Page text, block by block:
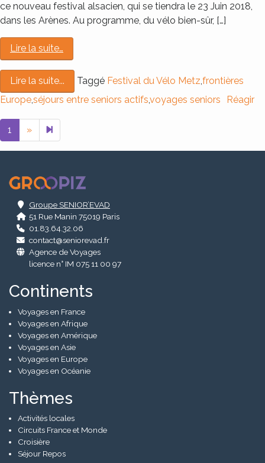
ce nouveau festival alsacien, qui se tiendra le 23 Juin 2018,
dans les Arènes. Au programme, du vélo bien-sûr, […]
Lire la suite…
Lire la suite... Taggé Festival du Vélo Metz frontières
Europe,séjours entre seniors actifs,voyages seniors Réagir
1 »Next page
2
Groupe SENIOR’EVAD
51 Rue Manin 75019 Paris
01.83.64.32.06
contact@seniorevad.fr
Agence de Voyages
licence n° IM 075 11 00 97
Continents
Voyages en France
Voyages en Afrique
Voyages en Amérique
Voyages en Asie
Voyages en Europe
Voyages en Océanie
Thèmes
Activités locales
Circuits France et Monde
Croisière
Séjour Repos